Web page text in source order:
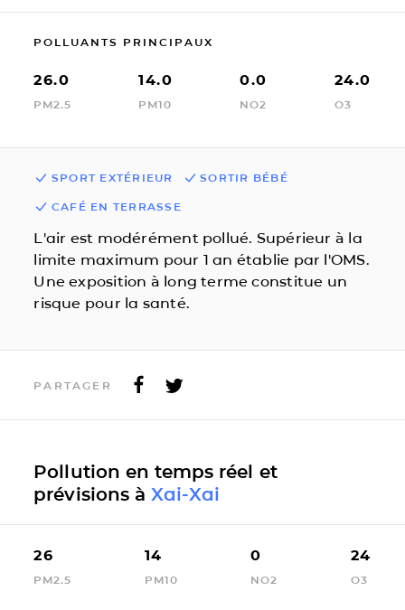
POLLUANTS PRINCIPAUX
26.0
PM2.5
14.0
PM10
0.0
NO2
24.0
O3
SPORT EXTÉRIEUR SORTIR BÉBÉ
CAFÉ EN TERRASSE
L'air est modérément pollué. Supérieur à la
limite maximum pour 1 an établie par l'OMS.
Une exposition à long terme constitue un
risque pour la santé.
PARTAGER
Pollution en temps réel et
prévisions à Xai-Xai
26
PM2.5
14
PM10
0
NO2
24
O3